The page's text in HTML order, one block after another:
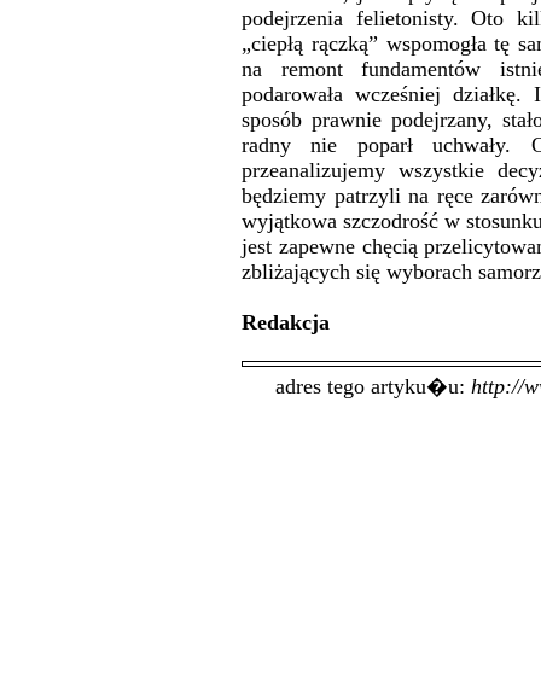
podejrzenia felietonisty. Oto
„ciepłą rączką” wspomogła tę
na remont fundamentów
podarowała wcześniej
sposób prawnie podejrzany,
radny nie poparł uchwały.
przeanalizujemy wszystkie
będziemy patrzyli na ręce
wyjątkowa szczodrość w
jest zapewne chęcią
zbliżających się wyborach
Redakcja
adres tego artyku�u: http://